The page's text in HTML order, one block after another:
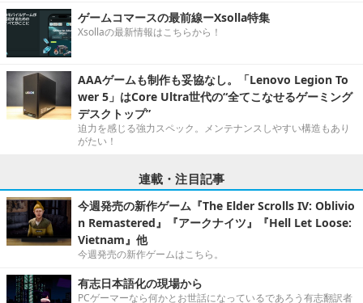
ゲームコマースの最前線ーXsolla特集
Xsollaの最新情報はこちらから！
AAAゲームも制作も妥協なし。「Lenovo Legion To
wer 5」はCore Ultra世代の“全てこなせるゲーミング
デスクトップ”
迫力を感じる強力スペック。メンテナンスしやすい構造もあり
がたい！
連載・注目記事
今週発売の新作ゲーム『The Elder Scrolls IV: Oblivio
n Remastered』『アークナイツ』『Hell Let Loose:
Vietnam』他
今週発売の新作ゲームはこちら。
有志日本語化の現場から
PCゲーマーなら何かとお世話になっているであろう有志翻訳者